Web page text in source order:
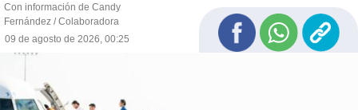
Con información de Candy
Fernández / Colaboradora
09 de agosto de 2026, 00:25